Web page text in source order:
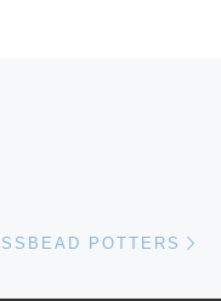
POTTERS